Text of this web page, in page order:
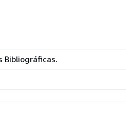
Bibliográficas.